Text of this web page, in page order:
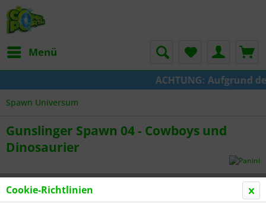
Menü
ACHTUNG: Aufgrund
Spawn Universum
Gunslinger Spawn 04 - Cowboys und
Dinosaurier
Cookie-Richtlinien